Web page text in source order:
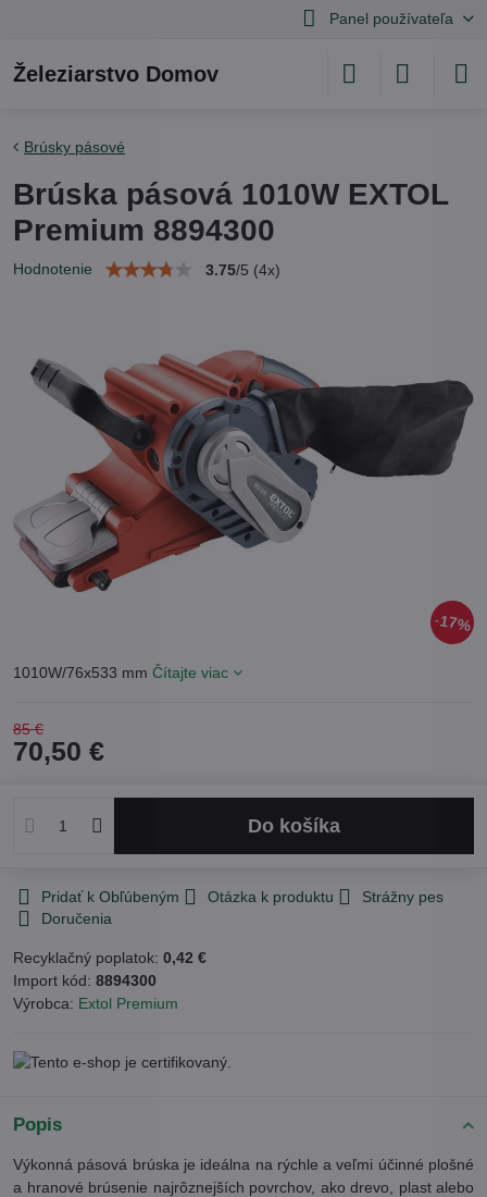
Panel používateľa
Železiarstvo Domov
17%
Brúsky pásové
Brúska pásová 1010W EXTOL
Premium 8894300
Hodnotenie 3.75/5 (4x)
1010W/76x533 mm Čítajte viac
85 €
70,50 €
Do košíka
Pridať k Obľúbeným Otázka k produktu
Strážny pes
Doručenia
Recyklačný poplatok: 0,42 €
Import kód: 8894300
Výrobca: Extol Premium
Popis
Výkonná pásová brúska je ideálna na rýchle a veľmi účinné plošné
a hranové brúsenie najrôznejších povrchov, ako drevo, plast alebo